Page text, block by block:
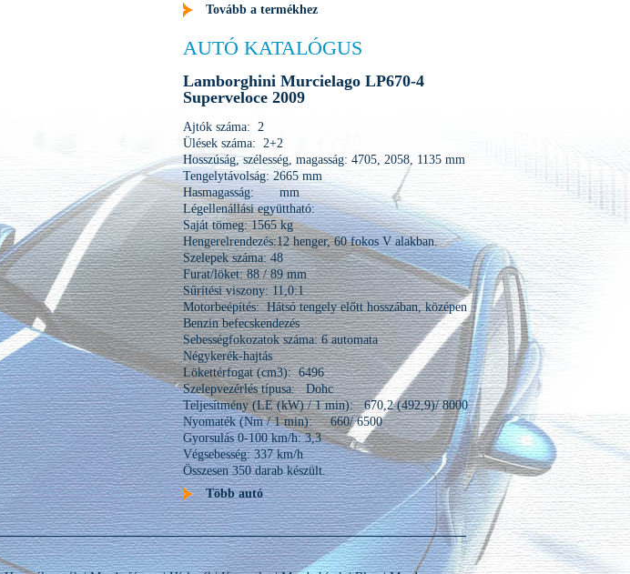
Tovább a termékhez
AUTÓ KATALÓGUS
Lamborghini Murcielago LP670-4
Superveloce 2009
Ajtók száma: 2
Ülések száma: 2+2
Hosszúság, szélesség, magasság: 4705, 2058, 1135 mm
Tengelytávolság: 2665 mm
Hasmagasság: mm
Légellenállási együttható:
Saját tömeg: 1565 kg
Hengerelrendezés:12 henger, 60 fokos V alakban.
Szelepek száma: 48
Furat/löket: 88 / 89 mm
Sűrítési viszony: 11,0:1
Motorbeépítés: Hátsó tengely előtt hosszában, középen
Benzin befecskendezés
Sebességfokozatok száma: 6 automata
Négykerék-hajtás
Lökettérfogat (cm3): 6496
Szelepvezérlés típusa: Dohc
Teljesítmény (LE (kW) / 1 min): 670,2 (492,9)/ 8000
Nyomaték (Nm / 1 min): 660/ 6500
Gyorsulás 0-100 km/h: 3,3
Végsebesség: 337 km/h
Összesen 350 darab készült.
Több autó